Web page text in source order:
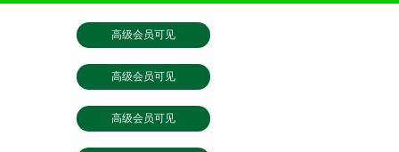
高级会员可见
高级会员可见
高级会员可见